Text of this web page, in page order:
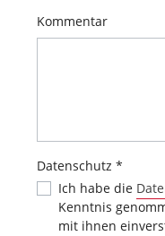
Kommentar
Datenschutz *
Ich habe die
Kenntnis
mit ihnen